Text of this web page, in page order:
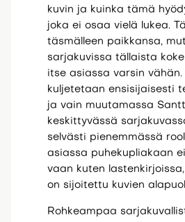
kuvin ja kuinka tämä
joka ei osaa vielä lukea.
täsmälleen paikkansa,
sarjakuvissa tällaista
itse asiassa varsin vähän.
kuljetetaan ensisijaisesti
ja vain muutamassa
keskittyvässä
selvästi pienemmässä
asiassa puhekupliakaan
vaan kuten
on sijoitettu kuvien
Rohkeampaa